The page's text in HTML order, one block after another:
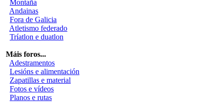
Montaña
Andainas
Fora de Galicia
Atletismo federado
Tríatlon e duatlon
Máis foros...
Adestramentos
Lesións e alimentación
Zapatillas e material
Fotos e vídeos
Planos e rutas